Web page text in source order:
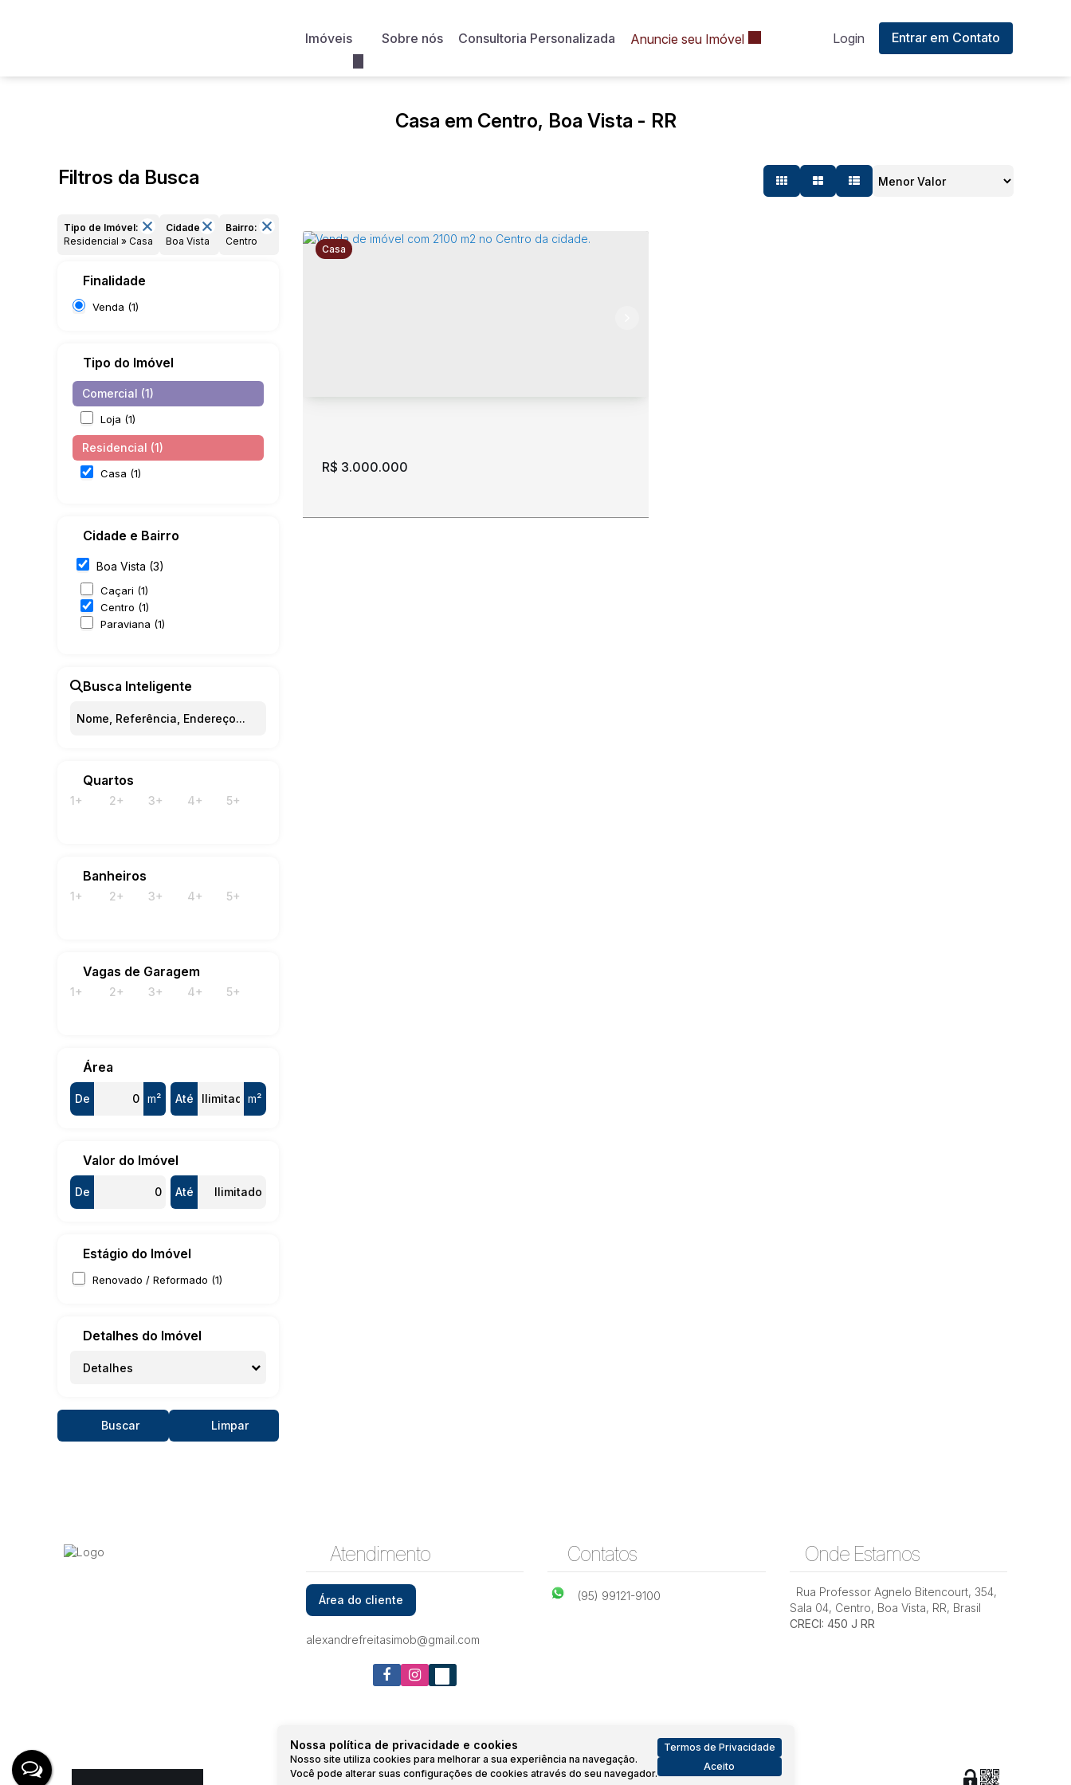
Entrar em Contato
Login
Anuncie seu Imóvel
Consultoria Personalizada
Sobre nós
Imóveis
Nossa política de privacidade e cookies
Nosso site utiliza cookies para melhorar a sua experiência na navegação.
Você pode alterar suas configurações de cookies através do seu navegador.
Termos de Privacidade
Aceito
Casa em Centro, Boa Vista - RR
Filtros da Busca
Tipo de Imóvel:
Residencial » Casa
Cidade:
Boa Vista
Bairro:
Centro
Finalidade
Venda (1)
Tipo do Imóvel
Comercial (1)
Loja (1)
Residencial (1)
Casa (1)
Cidade e Bairro
Boa Vista (3)
Caçari (1)
Centro (1)
Paraviana (1)
Busca Inteligente
Quartos
1+ 2+ 3+ 4+ 5+
Banheiros
1+ 2+ 3+ 4+ 5+
Vagas de Garagem
1+ 2+ 3+ 4+ 5+
Área
De m² Até m²
Valor do Imóvel
De Até
Estágio do Imóvel
Renovado / Reformado (1)
Detalhes do Imóvel
Detalhes
Buscar Limpar
Casa
R$ 3.000.000
Atendimento
Área do cliente
alexandrefreitasimob@gmail.com
Contatos
(95) 99121-9100
Onde Estamos
Rua Professor Agnelo Bitencourt, 354,
Sala 04, Centro, Boa Vista, RR, Brasil
CRECI: 450 J RR